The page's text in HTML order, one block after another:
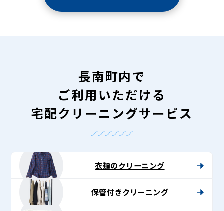
長南町内で
ご利用いただける
宅配クリーニングサービス
衣類のクリーニング
保管付きクリーニング